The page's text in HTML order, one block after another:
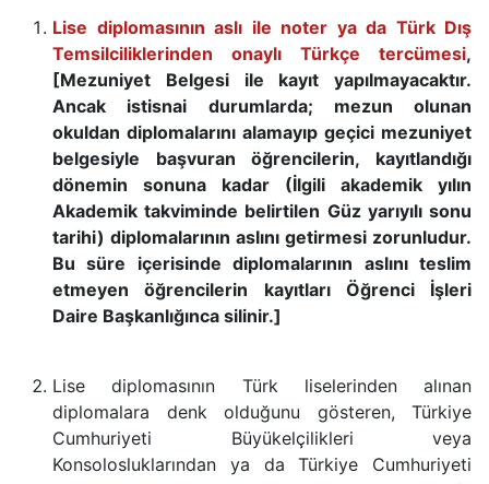
Lise diplomasının aslı ile noter ya da Türk Dış
Temsilciliklerinden onaylı Türkçe tercümesi,
[Mezuniyet Belgesi ile kayıt yapılmayacaktır.
Ancak istisnai durumlarda; mezun olunan
okuldan diplomalarını alamayıp geçici mezuniyet
belgesiyle başvuran öğrencilerin, kayıtlandığı
dönemin sonuna kadar (İlgili akademik yılın
Akademik takviminde belirtilen Güz yarıyılı sonu
tarihi) diplomalarının aslını getirmesi zorunludur.
Bu süre içerisinde diplomalarının aslını teslim
etmeyen öğrencilerin kayıtları Öğrenci İşleri
Daire Başkanlığınca silinir.]
Lise diplomasının Türk liselerinden alınan
diplomalara denk olduğunu gösteren, Türkiye
Cumhuriyeti Büyükelçilikleri veya
Konsolosluklarından ya da Türkiye Cumhuriyeti